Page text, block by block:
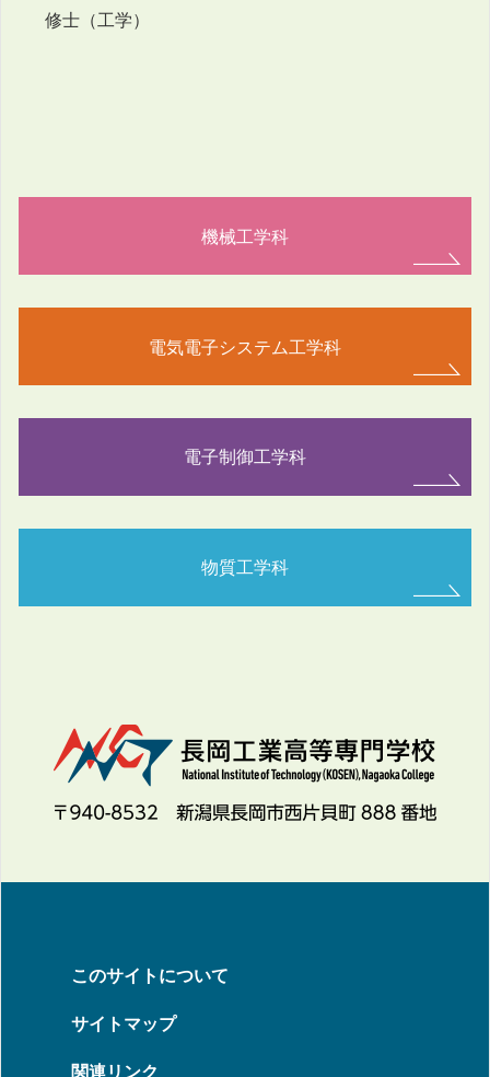
修士（工学）
機械工学科
電気電子システム工学科
電子制御工学科
物質工学科
このサイトについて
サイトマップ
関連リンク